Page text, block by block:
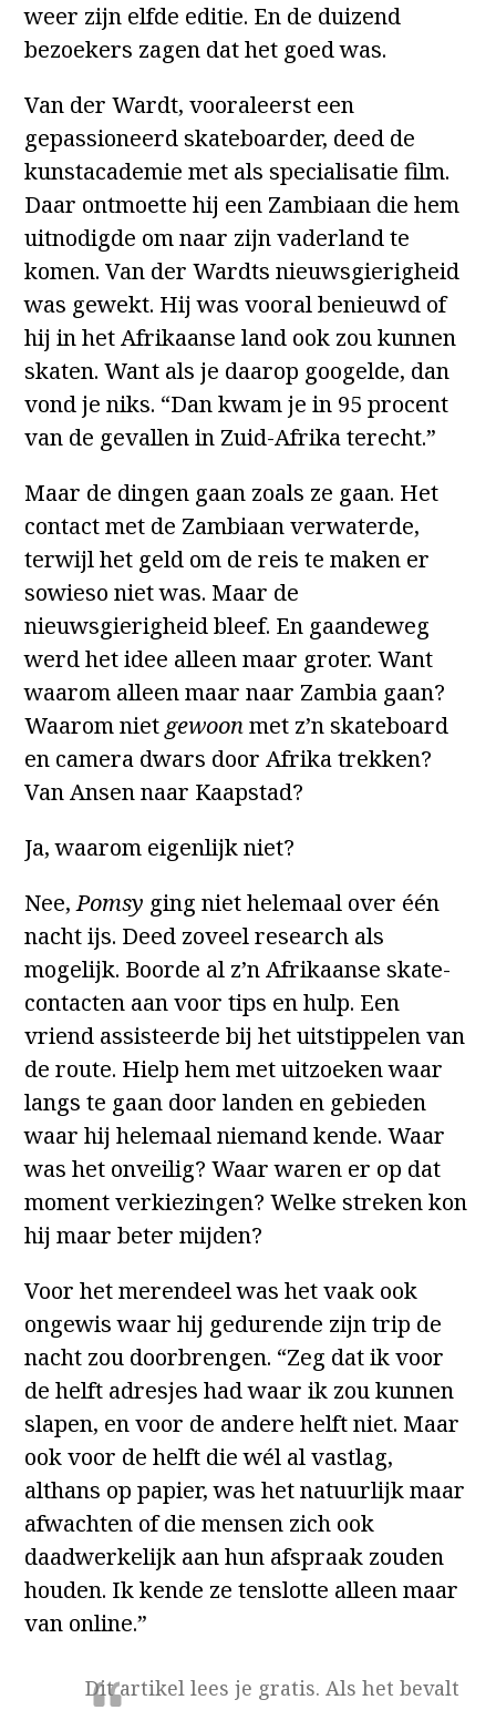
weer zijn elfde editie. En de duizend
bezoekers zagen dat het goed was.
Van der Wardt, vooraleerst een
gepassioneerd skateboarder, deed de
kunstacademie met als specialisatie film.
Daar ontmoette hij een Zambiaan die hem
uitnodigde om naar zijn vaderland te
komen. Van der Wardts nieuwsgierigheid
was gewekt. Hij was vooral benieuwd of
hij in het Afrikaanse land ook zou kunnen
skaten. Want als je daarop googelde, dan
vond je niks. “Dan kwam je in 95 procent
van de gevallen in Zuid-Afrika terecht.”
Maar de dingen gaan zoals ze gaan. Het
contact met de Zambiaan verwaterde,
terwijl het geld om de reis te maken er
sowieso niet was. Maar de
nieuwsgierigheid bleef. En gaandeweg
werd het idee alleen maar groter. Want
waarom alleen maar naar Zambia gaan?
Waarom niet gewoonmet z’n skateboard
en camera dwars door Afrika trekken?
Van Ansen naar Kaapstad?
Ja, waarom eigenlijk niet?
Nee,Pomsy ging niet helemaal over één
nacht ijs. Deed zoveel research als
mogelijk. Boorde al z’n Afrikaanse skate-
contacten aan voor tips en hulp. Een
vriend assisteerde bij het uitstippelen van
de route. Hielp hem met uitzoeken waar
langs te gaan door landen en gebieden
waar hij helemaal niemand kende. Waar
was het onveilig? Waar waren er op dat
moment verkiezingen? Welke streken kon
hij maar beter mijden?
Voor het merendeel was het vaak ook
ongewis waar hij gedurende zijn trip de
nacht zou doorbrengen. “Zeg dat ik voor
de helft adresjes had waar ik zou kunnen
slapen, en voor de andere helft niet. Maar
ook voor de helft die wél al vastlag,
althans op papier, was het natuurlijk maar
afwachten of die mensen zich ook
daadwerkelijk aan hun afspraak zouden
houden. Ik kende ze tenslotte alleen maar
van online.”
Dit artikel lees je gratis. Als het bevalt